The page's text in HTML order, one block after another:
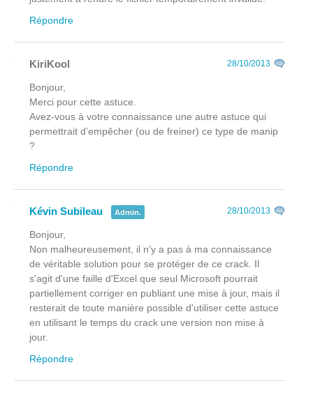
Répondre
KiriKool 28/10/2013
Bonjour,
Merci pour cette astuce.
Avez-vous à votre connaissance une autre astuce qui
permettrait d’empêcher (ou de freiner) ce type de manip
?
Répondre
Kévin Subileau Admin. 28/10/2013
Bonjour,
Non malheureusement, il n'y a pas à ma connaissance
de véritable solution pour se protéger de ce crack. Il
s'agit d'une faille d'Excel que seul Microsoft pourrait
partiellement corriger en publiant une mise à jour, mais il
resterait de toute manière possible d'utiliser cette astuce
en utilisant le temps du crack une version non mise à
jour.
Répondre